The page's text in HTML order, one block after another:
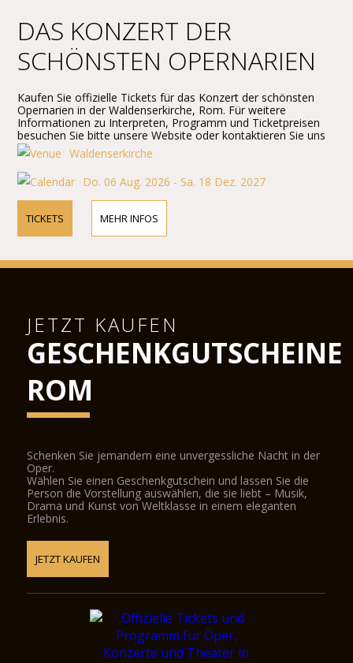
DAS KONZERT DER
SCHÖNSTEN OPERNARIEN
Kaufen Sie offizielle Tickets für das Konzert der schönsten
Opernarien in der Waldenserkirche, Rom. Für weitere
Informationen zu Interpreten, Programm und Ticketpreisen
besuchen Sie bitte unsere Website oder kontaktieren Sie uns
telefonisch.Waldenserkirche
Do. 06 Aug. 2026 - Sa. 18 Dez. 2027
TICKETS MEHR INFOS
JETZT KAUFEN
GESCHENKGUTSCHEINE
ROM
Schenken Sie jemandem eine unvergessliche Nacht in der
Oper.
Wählen Sie einen Geschenkgutschein und lassen Sie die
Person die Vorstellung auswählen, die sie liebt – Musik,
Drama und Kunst von Weltklasse in einem eleganten
Erlebnis.
JETZT KAUFEN